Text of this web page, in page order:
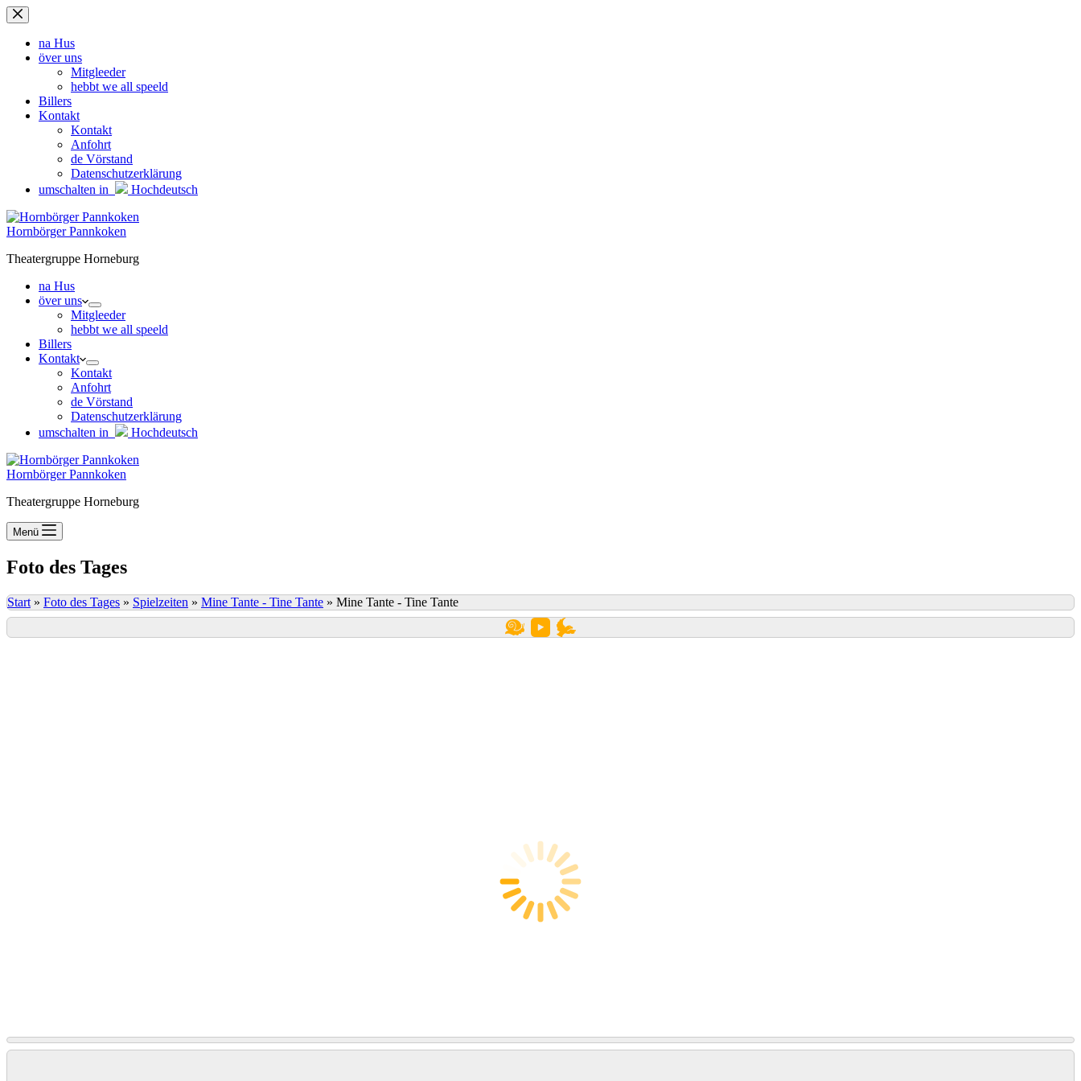
Zum
Inhalt
springenna Hus
över uns
Mitgleeder
hebbt we all speeld
Billers
Kontakt
Kontakt
Anfohrt
de Vörstand
Datenschutzerklärung
umschalten in
Hochdeutsch
Hornbörger Pannkoken
Theatergruppe Horneburg
na Hus
över uns
Mitgleeder
hebbt we all speeld
Billers
Kontakt
Kontakt
Anfohrt
de Vörstand
Datenschutzerklärung
umschalten in
Hochdeutsch
Hornbörger Pannkoken
Theatergruppe Horneburg
Menü
Foto des Tages
Start » Foto des Tages » Spielzeiten » Mine Tante - Tine Tante » Mine Tante - Tine Tante